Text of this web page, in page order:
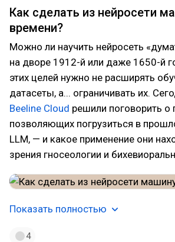
Как сделать из нейросети
времени?
Можно ли научить нейросеть
на дворе 1912-й или даже 1650-й
этих целей нужно не расширять
датасеты, а... ограничивать их.
Beeline Cloud решили поговорить о
позволяющих погрузиться в
LLM, — и какое применение они
зрения гносеологии и
Показать полностью
4